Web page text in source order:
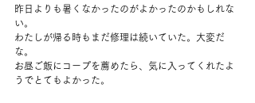
昨日よりも暑くなかったのがよかったのかもしれな
い。
わたしが帰る時もまだ修理は続いていた。大変だ
な。
お昼ご飯にコープを薦めたら、気に入ってくれたよ
うでとてもよかった。